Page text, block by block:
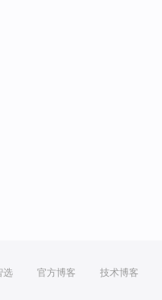
选 官方博客 技术博客